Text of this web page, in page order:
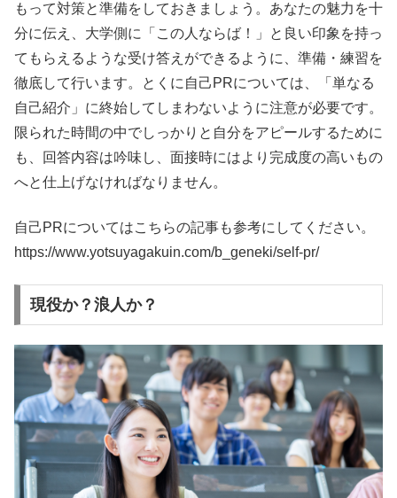
もって対策と準備をしておきましょう。あなたの魅力を十
分に伝え、大学側に「この人ならば！」と良い印象を持っ
てもらえるような受け答えができるように、準備・練習を
徹底して行います。とくに自己PRについては、「単なる
自己紹介」に終始してしまわないように注意が必要です。
限られた時間の中でしっかりと自分をアピールするために
も、回答内容は吟味し、面接時にはより完成度の高いもの
へと仕上げなければなりません。
自己PRについてはこちらの記事も参考にしてください。
https://www.yotsuyagakuin.com/b_geneki/self-pr/
現役か？浪人か？